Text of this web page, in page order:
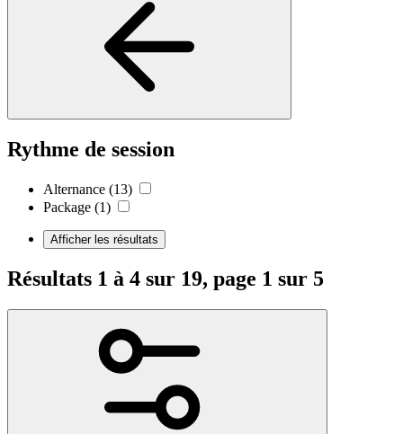
Rythme de session
Alternance (13)
Package (1)
Afficher les résultats
Résultats 1 à 4 sur 19, page 1 sur 5